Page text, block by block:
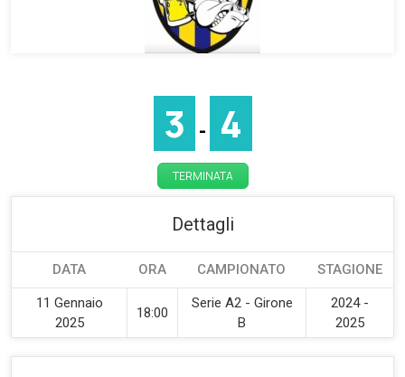
3 - 4
TERMINATA
Dettagli
DATA ORA CAMPIONATO STAGIONE
11 Gennaio
2025
18:00
Serie A2 - Girone
B
2024 -
2025